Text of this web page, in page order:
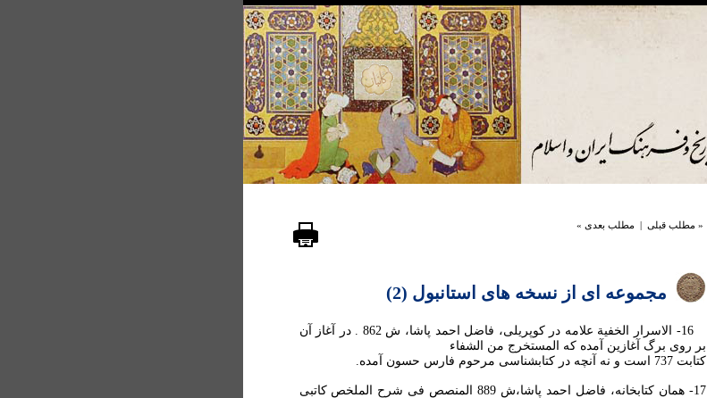
« مطلب قبلی | مطلب بعدی »
مجموعه ای از نسخه های استانبول (2)
16- الاسرار الخفية علامه در کوپريلی، فاضل احمد پاشا، ش 862 . در آغاز آن
بر روی برگ آغازين آمده که المستخرج من الشفاء
کتابت 737 است و نه آنچه در کتابشناسی مرحوم فارس حسون آمده.
17- همان کتابخانه، فاضل احمد پاشا،ش 889 المنصص فی شرح الملخص کاتبی